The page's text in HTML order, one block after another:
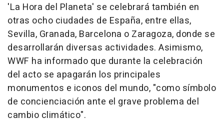
'La Hora del Planeta' se celebrará también en
otras ocho ciudades de España, entre ellas,
Sevilla, Granada, Barcelona o Zaragoza, donde se
desarrollarán diversas actividades. Asimismo,
WWF ha informado que durante la celebración
del acto se apagarán los principales
monumentos e iconos del mundo, "como símbolo
de concienciación ante el grave problema del
cambio climático".